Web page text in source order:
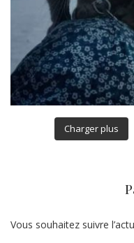
Charger plus
Vous souhaitez suivre